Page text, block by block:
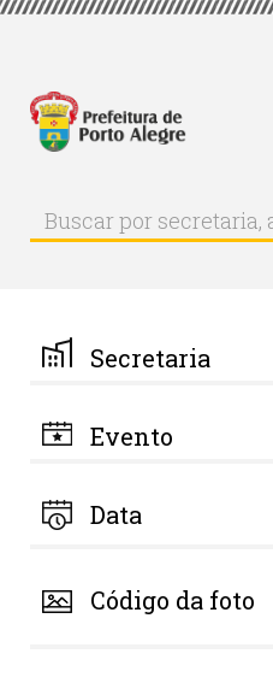
Pular
principal
Buscar
Buscar
por
palavra-
chave
Secretaria
Evento
Data
Código da foto